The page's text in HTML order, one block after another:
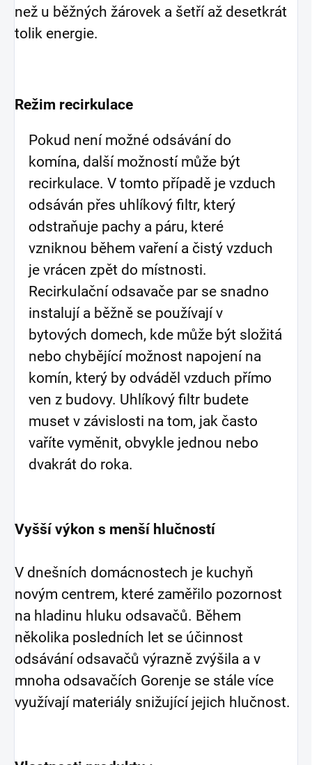
než u běžných žárovek a šetří až desetkrát
tolik energie.
Režim recirkulace
Pokud není možné odsávání do
komína, další možností může být
recirkulace. V tomto případě je vzduch
odsáván přes uhlíkový filtr, který
odstraňuje pachy a páru, které
vzniknou během vaření a čistý vzduch
je vrácen zpět do místnosti.
Recirkulační odsavače par se snadno
instalují a běžně se používají v
bytových domech, kde může být složitá
nebo chybějící možnost napojení na
komín, který by odváděl vzduch přímo
ven z budovy. Uhlíkový filtr budete
muset v závislosti na tom, jak často
vaříte vyměnit, obvykle jednou nebo
dvakrát do roka.
Vyšší výkon s menší hlučností
V dnešních domácnostech je kuchyň
novým centrem, které zaměřilo pozornost
na hladinu hluku odsavačů. Během
několika posledních let se účinnost
odsávání odsavačů výrazně zvýšila a v
mnoha odsavačích Gorenje se stále více
využívají materiály snižující jejich hlučnost.